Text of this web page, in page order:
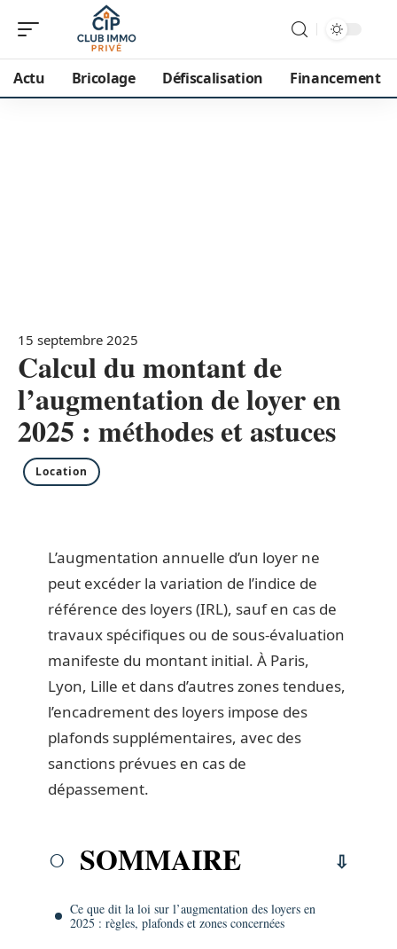
Actu Bricolage Défiscalisation Financement
15 septembre 2025
Calcul du montant de
l’augmentation de loyer en
2025 : méthodes et astuces
Location
L’augmentation annuelle d’un loyer ne
peut excéder la variation de l’indice de
référence des loyers (IRL), sauf en cas de
travaux spécifiques ou de sous-évaluation
manifeste du montant initial. À Paris,
Lyon, Lille et dans d’autres zones tendues,
l’encadrement des loyers impose des
plafonds supplémentaires, avec des
sanctions prévues en cas de
dépassement.
SOMMAIRE
Ce que dit la loi sur l’augmentation des loyers en
2025 : règles, plafonds et zones concernées